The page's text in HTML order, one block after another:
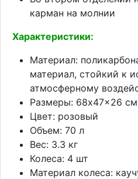
карман на молнии
Характеристики:
Материал:
материал, стойкий к
атмосферному
Размеры: 68x47x26 см
Цвет: розовый
Объем: 70 л
Вес: 3.3 кг
Колеса: 4 шт
Материал колеса: